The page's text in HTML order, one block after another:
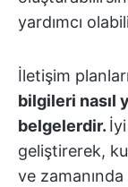
yardımcı
İletişim planları
bilgileri nasıl
belgelerdir.
geliştirerek,
ve